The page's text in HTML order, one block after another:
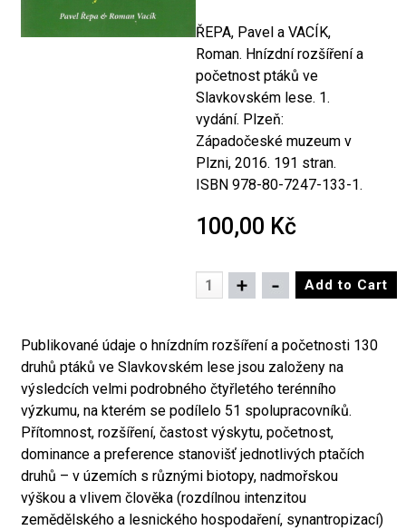
ŘEPA, Pavel a VACÍK,
Roman. Hnízdní rozšíření a
početnost ptáků ve
Slavkovském lese. 1.
vydání. Plzeň:
Západočeské muzeum v
Plzni, 2016. 191 stran.
ISBN 978-80-7247-133-1.
100,00 Kč
Publikované údaje o hnízdním rozšíření a početnosti 130
druhů ptáků ve Slavkovském lese jsou založeny na
výsledcích velmi podrobného čtyřletého terénního
výzkumu, na kterém se podílelo 51 spolupracovníků.
Přítomnost, rozšíření, častost výskytu, početnost,
dominance a preference stanovišť jednotlivých ptačích
druhů – v územích s různými biotopy, nadmořskou
výškou a vlivem člověka (rozdílnou intenzitou
zemědělského a lesnického hospodaření, synantropizací)